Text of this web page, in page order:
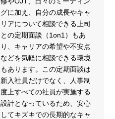
グに加え、自分の成長やキャ
リアについて相談できる上司
との定期面談（1on1）もあ
り、キャリアの希望や不安点
などを気軽に相談できる環境
もあります。この定期面談は
新入社員だけでなく、人事制
度上すべての社員が実施する
設計となっているため、安心
してキズキでの長期的なキャ